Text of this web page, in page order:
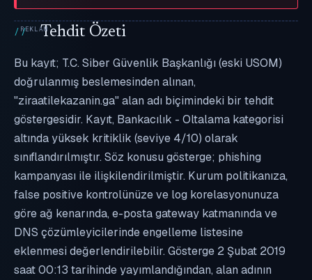
Tehdit Özeti
Bu kayıt; T.C. Siber Güvenlik Başkanlığı (eski USOM)
doğrulanmış beslemesinden alınan,
"ziraatilekazanin.ga" alan adı biçimindeki bir tehdit
göstergesidir. Kayıt, Bankacılık - Oltalama kategorisi
altında yüksek kritiklik (seviye 4/10) olarak
sınıflandırılmıştır. Söz konusu gösterge; phishing
kampanyası ile ilişkilendirilmiştir. Kurum politikanıza,
false positive kontrolünüze ve log korelasyonunuza
göre ağ kenarında, e-posta gateway katmanında ve
DNS çözümleyicilerinde engelleme listesine
eklenmesi değerlendirilebilir. Gösterge 2 Şubat 2019
saat 00:13 tarihinde yayımlandığından, alan adının